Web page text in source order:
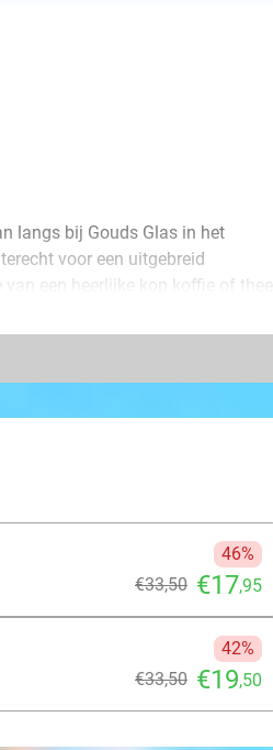
langs bij Gouds Glas in het
voor een uitgebreid
een heerlijke kop koffie of thee
mee, maak samen mooie
46%
€33,50 €17,95
42%
€33,50 €19,50